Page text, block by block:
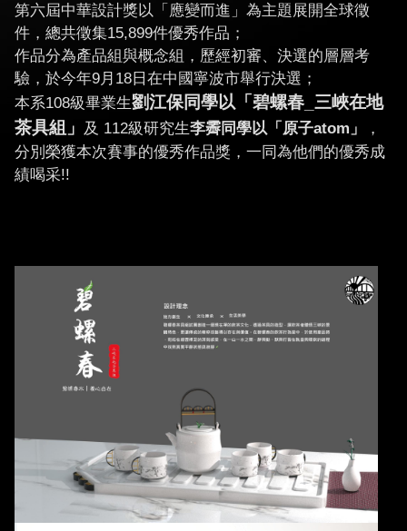
第六屆中華設計獎以「應變而進」為主題展開全球徵
件，總共徵集15,899件優秀作品；
作品分為產品組與概念組，歷經初審、 決選的層層考
驗，於今年9月18日在中國寧波市舉行決選；
本系108級畢業生劉江保同學以「碧螺春_三峽在地
茶具組」
及 112級研究生李霽同學以「原子atom」
，
分別榮獲本次賽事的優秀作品獎，一同為他們的優秀成
績喝采!!